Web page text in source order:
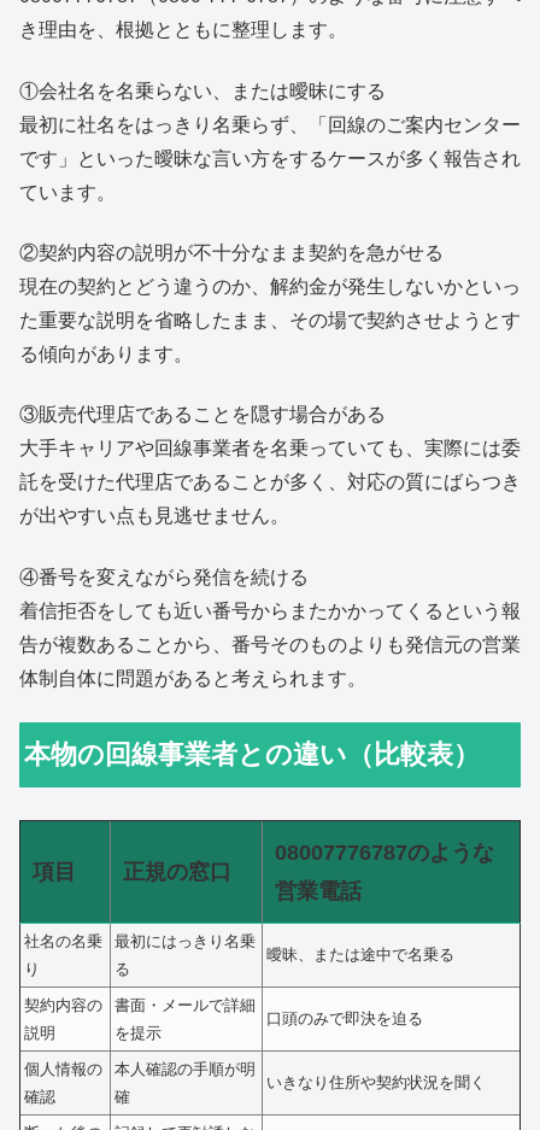
き理由を、根拠とともに整理します。
①会社名を名乗らない、または曖昧にする
最初に社名をはっきり名乗らず、「回線のご案内センター
です」といった曖昧な言い方をするケースが多く報告され
ています。
②契約内容の説明が不十分なまま契約を急がせる
現在の契約とどう違うのか、解約金が発生しないかといっ
た重要な説明を省略したまま、その場で契約させようとす
る傾向があります。
③販売代理店であることを隠す場合がある
大手キャリアや回線事業者を名乗っていても、実際には委
託を受けた代理店であることが多く、対応の質にばらつき
が出やすい点も見逃せません。
④番号を変えながら発信を続ける
着信拒否をしても近い番号からまたかかってくるという報
告が複数あることから、番号そのものよりも発信元の営業
体制自体に問題があると考えられます。
本物の回線事業者との違い（比較表）
項目 正規の窓口
08007776787のような
営業電話
社名の名乗
り
最初にはっきり名乗
る
曖昧、または途中で名乗る
契約内容の
説明
書面・メールで詳細
を提示
口頭のみで即決を迫る
個人情報の
確認
本人確認の手順が明
確
いきなり住所や契約状況を聞く